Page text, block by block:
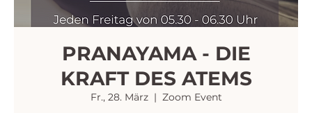
PRANAYAMA - DIE
KRAFT DES ATEMS
Fr., 28. März
  |
Zoom Event